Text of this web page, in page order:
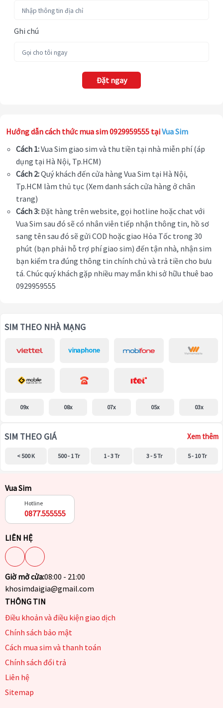
Ghi chú
Đặt ngay
Hướng dẫn cách thức mua sim 0929959555 tạiVua Sim
Cách 1:Vua Sim giao sim và thu tiền tại nhà miễn phí (áp
dụng tại Hà Nội, Tp.HCM)
Cách 2:Quý khách đến cửa hàng Vua Sim tại Hà Nội,
Tp.HCM làm thủ tục (Xem danh sách cửa hàng ở chân
trang)
Cách 3:Đặt hàng trên website, gọi hotline hoặc chat với
Vua Sim sau đó sẽ có nhân viên tiếp nhận thông tin, hồ sơ
sang tên sau đó sẽ gửi COD hoặc giao Hỏa Tốc trong 30
phút (bạn phải hỗ trợ phí giao sim) đến tận nhà, nhận sim
bạn kiểm tra đúng thông tin chính chủ và trả tiền cho bưu
tá. Chúc quý khách gặp nhiều may mắn khi sở hữu thuê bao
0929959555
SIM THEO NHÀ MẠNG
09x 08x 07x 05x 03x
SIM THEO GIÁ Xem thêm
< 500 K 500 - 1 Tr 1 - 3 Tr 3 - 5 Tr 5 - 10 Tr
Vua Sim
Hotline
0877.555555
LIÊN HỆ
Giờ mở cửa:08:00 - 21:00
khosimdaigia@gmail.com
THÔNG TIN
Điều khoản và điều kiện giao dịch
Chính sách bảo mật
Cách mua sim và thanh toán
Chính sách đổi trả
Liên hệ
Sitemap